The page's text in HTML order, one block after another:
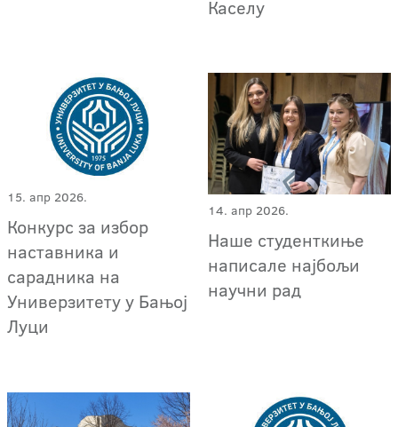
Каселу
15. апр 2026.
Конкурс за избор
наставника и
сарадника на
Универзитету у Бањој
Луци
14. апр 2026.
Наше студенткиње
написале најбољи
научни рад